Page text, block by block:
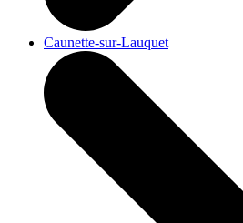
Caunette-sur-Lauquet